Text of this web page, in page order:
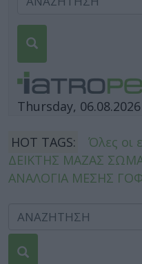
Thursday, 06.08.2026
HOT TAGS:
Όλες οι
ΔΕΙΚΤΗΣ ΜΑΖΑΣ
ΑΝΑΛΟΓΙΑ ΜΕΣΗΣ